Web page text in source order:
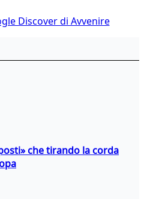
Discover di Avvenire
che tirando la corda